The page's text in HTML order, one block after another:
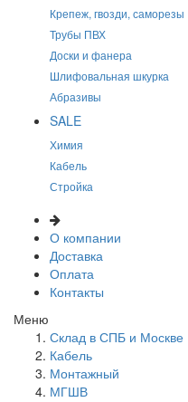
Крепеж, гвозди, саморезы
Трубы ПВХ
Доски и фанера
Шлифовальная шкурка
Абразивы
SALE
Химия
Кабель
Стройка
О компании
Доставка
Оплата
Контакты
Меню
Склад в СПБ и Москве
Кабель
Монтажный
МГШВ